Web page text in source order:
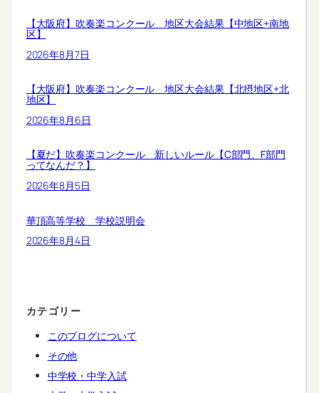
【大阪府】吹奏楽コンクール 地区大会結果【中地区+南地
区】
2026年8月7日
【大阪府】吹奏楽コンクール 地区大会結果【北摂地区+北
地区】
2026年8月6日
【夏だ】吹奏楽コンクール 新しいルール【C部門、F部門
ってなんだ？】
2026年8月5日
華頂高等学校 学校説明会
2026年8月4日
カテゴリー
このブログについて
その他
中学校・中学入試